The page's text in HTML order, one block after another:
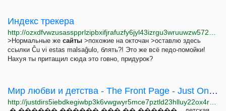
Индекс трекера
>Нормальные же сайты >похожие на окточан >оставлю здесь
ссылки Ĉu vi estas malsaĝulo, блять?! Это же всё педо-помойки!
Нахуя ты притащил сюда это говно, придурок?
Мир любви и детства - The Front Page - Just Onion